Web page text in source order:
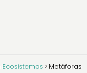
Metáforas